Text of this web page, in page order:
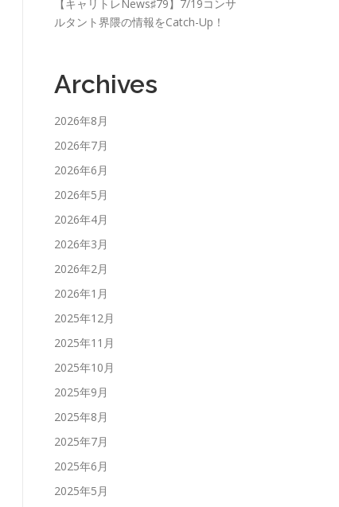
【キャリトレNews♯79】7/19コンサ
ルタント界隈の情報をCatch-Up！
Archives
2026年8月
2026年7月
2026年6月
2026年5月
2026年4月
2026年3月
2026年2月
2026年1月
2025年12月
2025年11月
2025年10月
2025年9月
2025年8月
2025年7月
2025年6月
2025年5月